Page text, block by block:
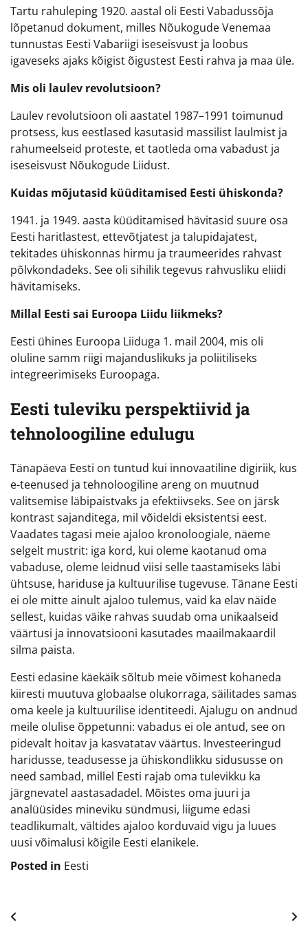
Tartu rahuleping 1920. aastal oli Eesti Vabadussõja
lõpetanud dokument, milles Nõukogude Venemaa
tunnustas Eesti Vabariigi iseseisvust ja loobus
igaveseks ajaks kõigist õigustest Eesti rahva ja maa üle.
Mis oli laulev revolutsioon?
Laulev revolutsioon oli aastatel 1987–1991 toimunud
protsess, kus eestlased kasutasid massilist laulmist ja
rahumeelseid proteste, et taotleda oma vabadust ja
iseseisvust Nõukogude Liidust.
Kuidas mõjutasid küüditamised Eesti ühiskonda?
1941. ja 1949. aasta küüditamised hävitasid suure osa
Eesti haritlastest, ettevõtjatest ja talupidajatest,
tekitades ühiskonnas hirmu ja traumeerides rahvast
põlvkondadeks. See oli sihilik tegevus rahvusliku eliidi
hävitamiseks.
Millal Eesti sai Euroopa Liidu liikmeks?
Eesti ühines Euroopa Liiduga 1. mail 2004, mis oli
oluline samm riigi majanduslikuks ja poliitiliseks
integreerimiseks Euroopaga.
Eesti tuleviku perspektiivid ja
tehnoloogiline edulugu
Tänapäeva Eesti on tuntud kui innovaatiline digiriik, kus
e-teenused ja tehnoloogiline areng on muutnud
valitsemise läbipaistvaks ja efektiivseks. See on järsk
kontrast sajanditega, mil võideldi eksistentsi eest.
Vaadates tagasi meie ajaloo kronoloogiale, näeme
selgelt mustrit: iga kord, kui oleme kaotanud oma
vabaduse, oleme leidnud viisi selle taastamiseks läbi
ühtsuse, hariduse ja kultuurilise tugevuse. Tänane Eesti
ei ole mitte ainult ajaloo tulemus, vaid ka elav näide
sellest, kuidas väike rahvas suudab oma unikaalseid
väärtusi ja innovatsiooni kasutades maailmakaardil
silma paista.
Eesti edasine käekäik sõltub meie võimest kohaneda
kiiresti muutuva globaalse olukorraga, säilitades samas
oma keele ja kultuurilise identiteedi. Ajalugu on andnud
meile olulise õppetunni: vabadus ei ole antud, see on
pidevalt hoitav ja kasvatatav väärtus. Investeeringud
haridusse, teadusesse ja ühiskondlikku sidususse on
need sambad, millel Eesti rajab oma tulevikku ka
järgnevatel aastasadadel. Mõistes oma juuri ja
analüüsides mineviku sündmusi, liigume edasi
teadlikumalt, vältides ajaloo korduvaid vigu ja luues
uusi võimalusi kõigile Eesti elanikele.
Posted in Eesti
Navigeerimine